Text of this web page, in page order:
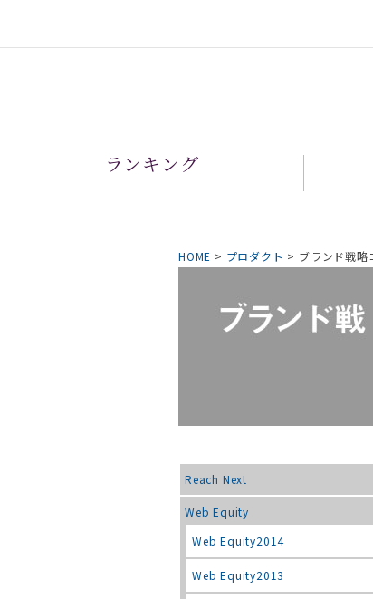
ランキング
HOME > プロダクト > ブランド戦略
Reach Next
Web Equity
Web Equity2014
Web Equity2013